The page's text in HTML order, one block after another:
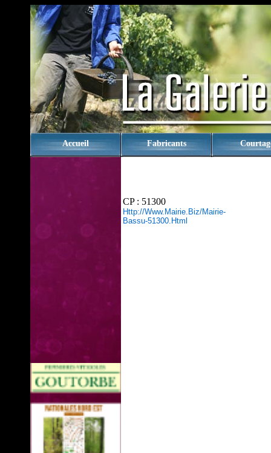
Accueil Fabricants
CP : 51300
Http://www.mairie.biz/mairie-
Bassu-51300.html